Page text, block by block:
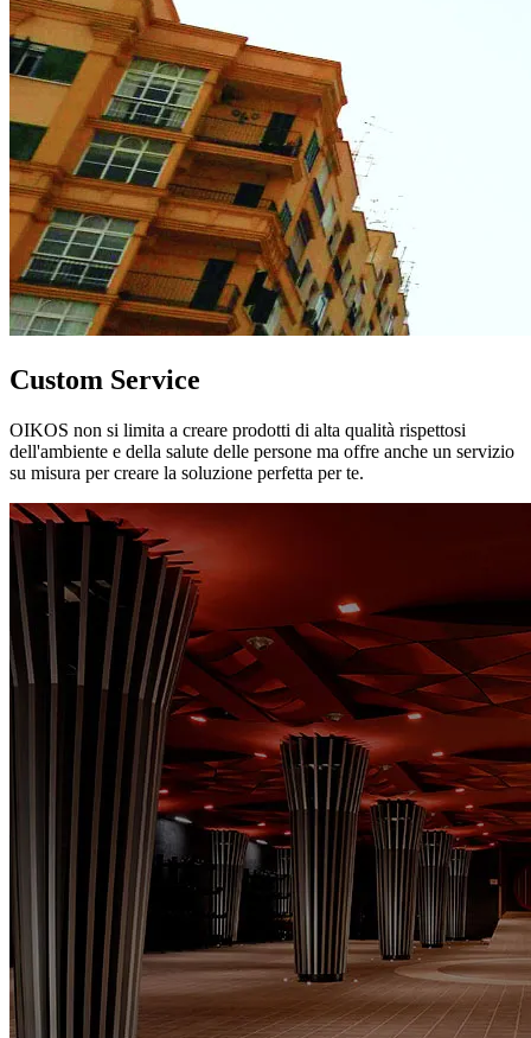
Custom Service
OIKOS non si limita a creare prodotti di alta qualità rispettosi
dell'ambiente e della salute delle persone ma offre anche un servizio
su misura per creare la soluzione perfetta per te.